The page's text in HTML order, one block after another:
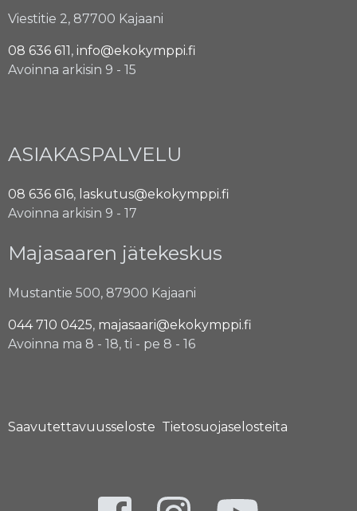
Viestitie 2, 87700 Kajaani
08 636 611, info@ekokymppi.fi
Avoinna arkisin 9 - 15
ASIAKASPALVELU
08 636 616, laskutus@ekokymppi.fi
Avoinna arkisin 9 - 17
Majasaaren jätekeskus
Mustantie 500, 87900 Kajaani
044 710 0425, majasaari@ekokymppi.fi
Avoinna ma 8 - 18, ti - pe 8 - 16
Saavutettavuusseloste Tietosuojaselosteita